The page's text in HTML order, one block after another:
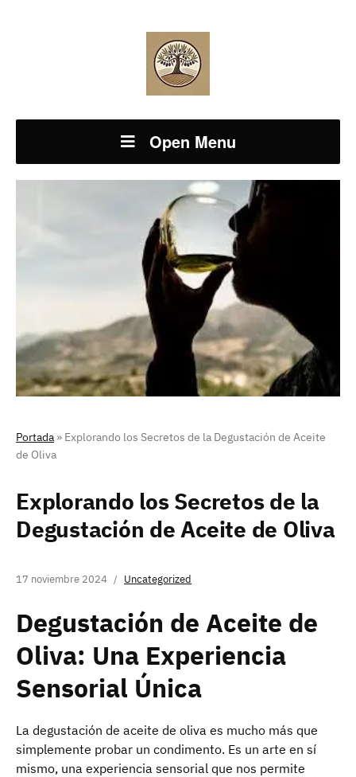
Open Menu
Portada » Explorando los Secretos de la Degustación de Aceite
de Oliva
Explorando los Secretos de la
Degustación de Aceite de Oliva
17 noviembre 2024 Uncategorized
Degustación de Aceite de
Oliva: Una Experiencia
Sensorial Única
La degustación de aceite de oliva es mucho más que
simplemente probar un condimento. Es un arte en sí
mismo, una experiencia sensorial que nos permite